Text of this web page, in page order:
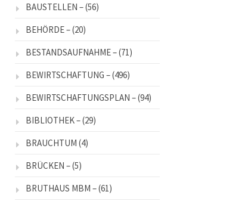
BAUSTELLEN –(56)
BEHÖRDE –(20)
BESTANDSAUFNAHME –(71)
BEWIRTSCHAFTUNG –(496)
BEWIRTSCHAFTUNGSPLAN –(94)
BIBLIOTHEK –(29)
BRAUCHTUM (4)
BRÜCKEN –(5)
BRUTHAUS MBM –(61)